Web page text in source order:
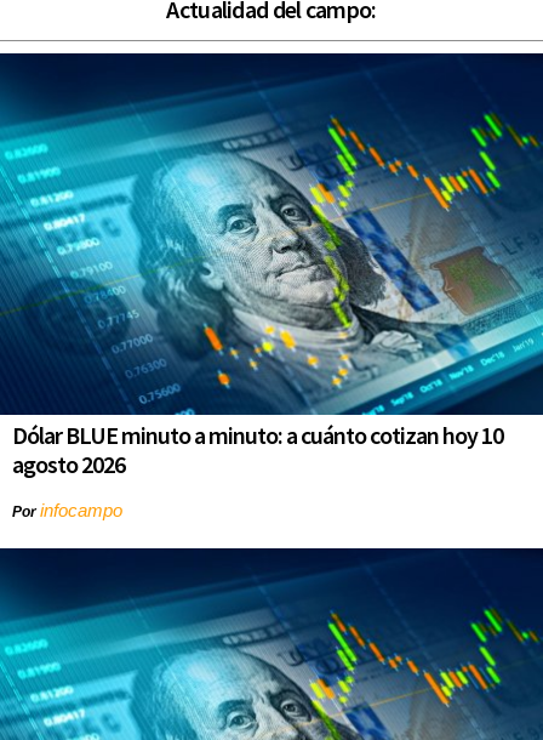
Actualidad del campo:
Dólar BLUE minuto a minuto: a cuánto cotizan hoy 10
agosto 2026
Porinfocampo